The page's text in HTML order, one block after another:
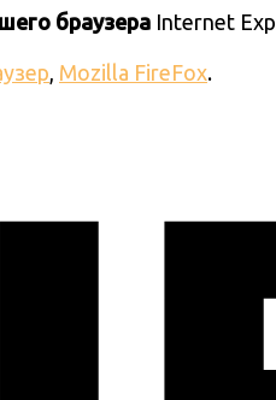
браузера Internet
, Mozilla FireFox.